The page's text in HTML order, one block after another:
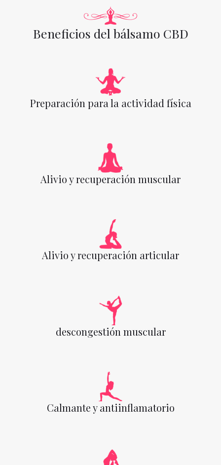
Beneficios del bálsamo CBD
Preparación para la actividad física
Alivio y recuperación muscular
Alivio y recuperación articular
descongestión muscular
Calmante y antiinflamatorio